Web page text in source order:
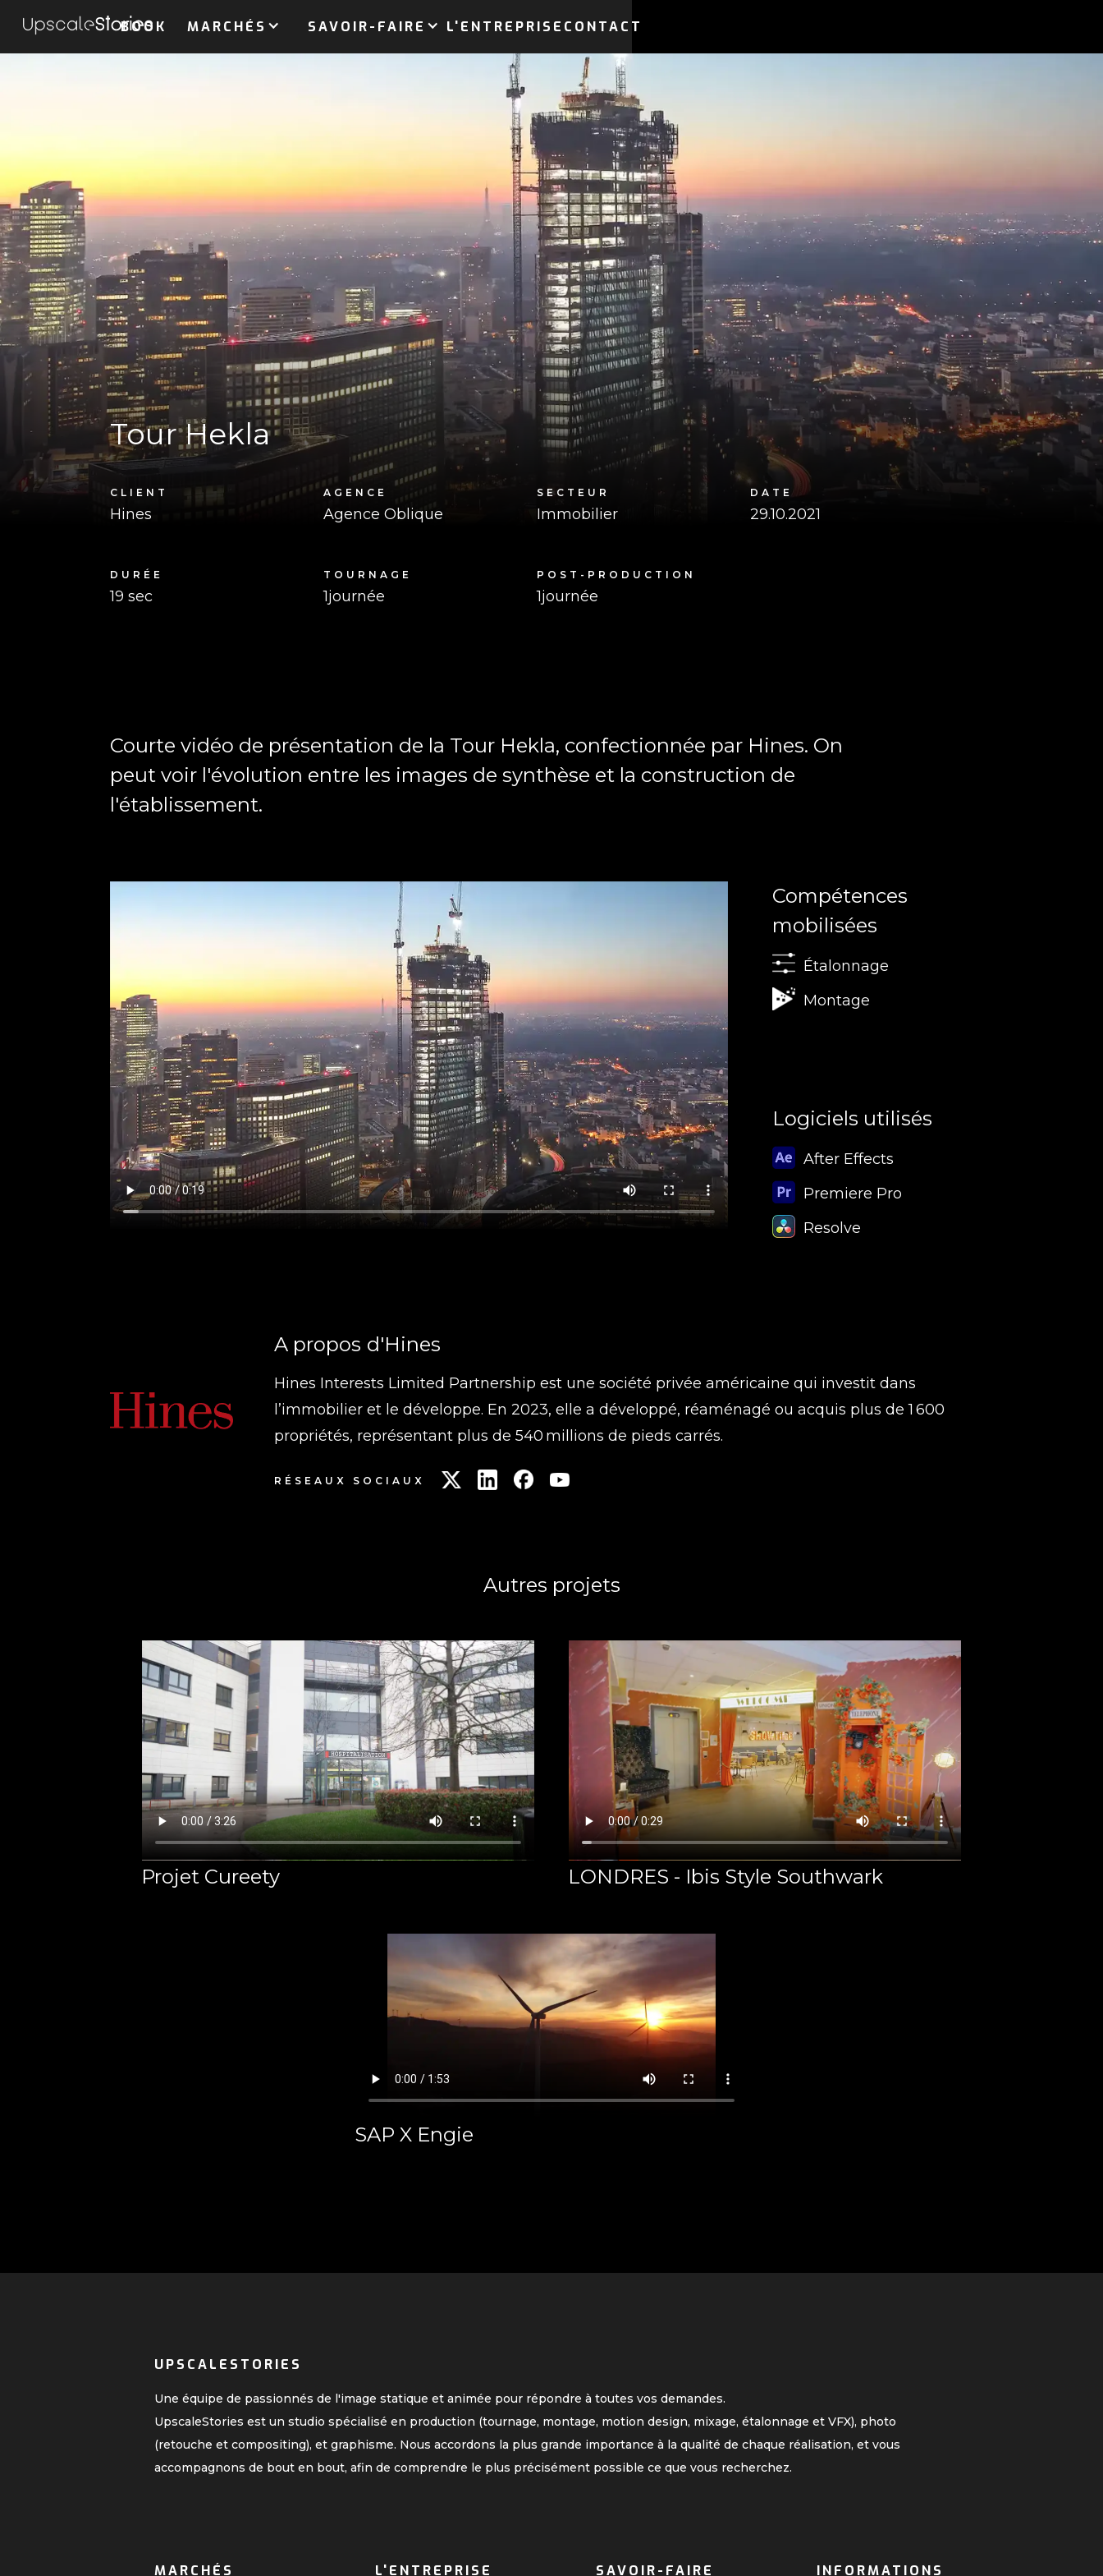
BOOK MARCHÉS SAVOIR-FAIRE L'ENTREPRISE CONTACT
Tour Hekla
CLIENT
Hines
AGENCE
Agence Oblique
SECTEUR
Immobilier
DATE
29.10.2021
DURÉE
19 sec
TOURNAGE
1journée
POST-PRODUCTION
1journée
Courte vidéo de présentation de la Tour Hekla, confectionnée par Hines. On
peut voir l'évolution entre les images de synthèse et la construction de
l'établissement.
Compétences
mobilisées
Étalonnage
Montage
Logiciels utilisés
After Effects
Premiere Pro
Resolve
A propos d'Hines
Hines Interests Limited Partnership est une société privée américaine qui investit dans
l’immobilier et le développe. En 2023, elle a développé, réaménagé ou acquis plus de 1 600
propriétés, représentant plus de 540 millions de pieds carrés.
RÉSEAUX SOCIAUX
Autres projets
Projet Cureety LONDRES - Ibis Style Southwark
SAP X Engie
UPSCALESTORIES
Une équipe de passionnés de l'image statique et animée pour répondre à toutes vos demandes.
UpscaleStories est un studio spécialisé en production (tournage, montage, motion design, mixage, étalonnage et VFX), photo
(retouche et compositing), et graphisme. Nous accordons la plus grande importance à la qualité de chaque réalisation, et vous
accompagnons de bout en bout, afin de comprendre le plus précisément possible ce que vous recherchez.
MARCHÉS L'ENTREPRISE SAVOIR-FAIRE INFORMATIONS